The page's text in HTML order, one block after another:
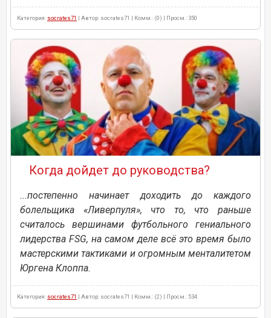
Категория: socrates71 | Автор: socrates71 | Комм.: (0) | Просм.: 350
Когда дойдет до руководства?
...постепенно начинает доходить до каждого
болельщика «Ливерпуля», что то, что раньше
считалось вершинами футбольного гениального
лидерства FSG, на самом деле всё это время было
мастерскими тактиками и огромным менталитетом
Юргена Клоппа.
Категория: socrates71 | Автор: socrates71 | Комм.: (2) | Просм.: 534